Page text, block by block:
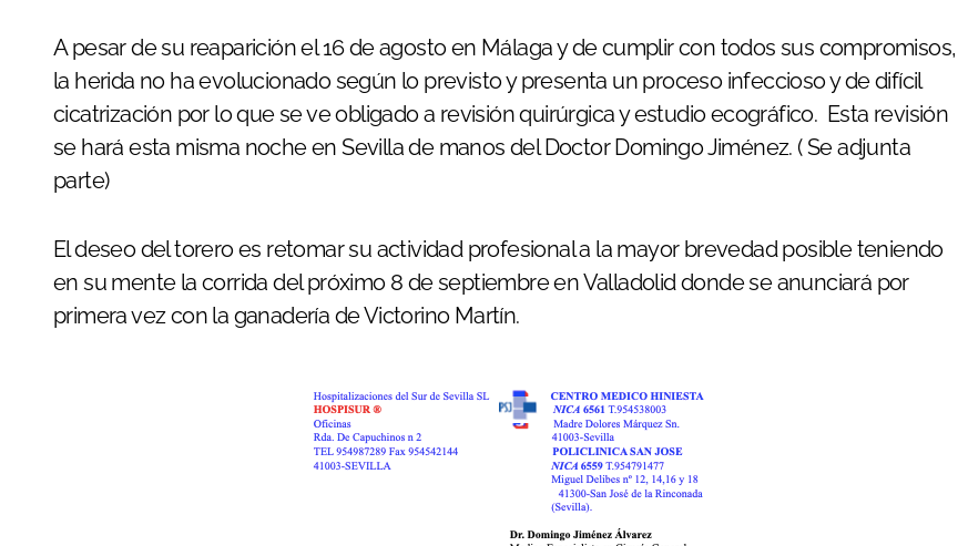
A pesar de su reaparición el 16 de agosto en Málaga y de cumplir con todos sus compromisos,
la herida no ha evolucionado según lo previsto y presenta un proceso infeccioso y de difícil
cicatrización por lo que se ve obligado a revisión quirúrgica y estudio ecográfico. Esta revisión
se hará esta misma noche en Sevilla de manos del Doctor Domingo Jiménez. ( Se adjunta
parte)
El deseo del torero es retomar su actividad profesional a la mayor brevedad posible teniendo
en su mente la corrida del próximo 8 de septiembre en Valladolid donde se anunciará por
primera vez con la ganadería de Victorino Martín.